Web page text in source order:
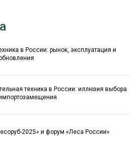
в России: рынок, эксплуатация и
техника в России: иллюзия выбора
2025» и форум «Леса России»